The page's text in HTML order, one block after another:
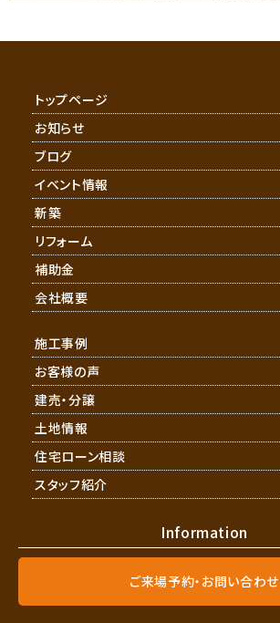
トップページ
お知らせ
ブログ
イベント情報
新築
リフォーム
補助金
会社概要
施工事例
お客様の声
建売・分譲
土地情報
住宅ローン相談
スタッフ紹介
Information
ご来場予約・お問い合わせ